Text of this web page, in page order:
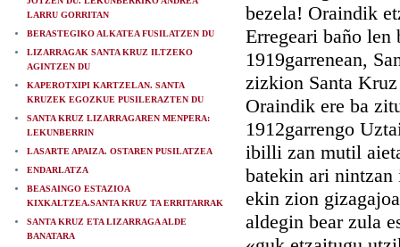
LARRU GORRITAN
BERASTEGIKO ALKATEA FUSILATZEN DU
LIZARRAGAK SANTA KRUZ ILTZEKO
AGINTZEN DU
KAPEROTXIPI KARTZELAN. SANTA
KRUZEK EGOZKUE PUSILERAZTEN DU
SANTA KRUZ LIZARRAGAREN MENPERA:
LEKUNBERRIN
LASARTE APAIZA. OSTAREN PUSILATZEA
ENDARLATZA
BEASAINGO ESTAZIOA
KIXKALTZEA.SANTA KRUZ TA ERRITARRAK
SANTA KRUZ ETA LIZARRAGA ALDE
BANATARA
bezela! Oraindik
Erregeari baño
1919garrenean,
zizkion Santa
Oraindik ere ba
1912garrengo
ibilli zan mutil
batekin ari nintzan
ekin zion
aldegin bear zula